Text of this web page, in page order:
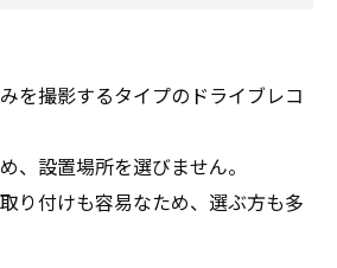
を撮影するタイプのドライブレコ
、設置場所を選びません。
り付けも容易なため、選ぶ方も多